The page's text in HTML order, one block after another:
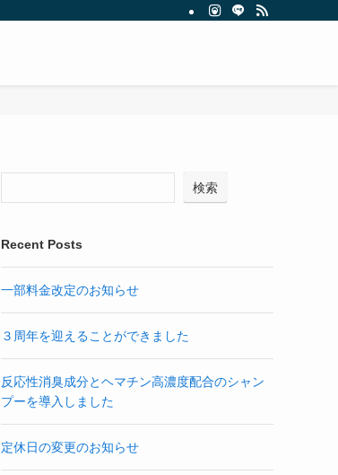
検索
Recent Posts
一部料金改定のお知らせ
３周年を迎えることができました
反応性消臭成分とヘマチン高濃度配合のシャン
プーを導入しました
定休日の変更のお知らせ